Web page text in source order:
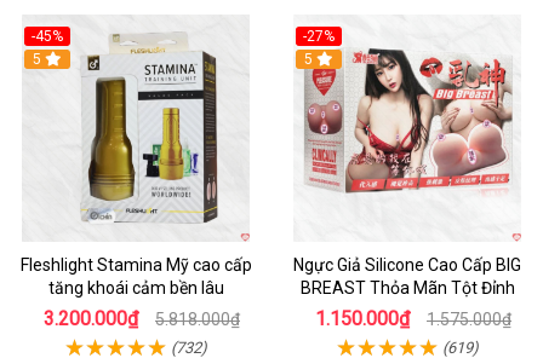
-45%
Hot
5
Fleshlight Stamina Mỹ cao cấp
tăng khoái cảm bền lâu
3.200.000₫ 5.818.000₫
(732)
-27%
5
Ngực Giả Silicone Cao Cấp BIG
BREAST Thỏa Mãn Tột Đỉnh
1.150.000₫ 1.575.000₫
(619)